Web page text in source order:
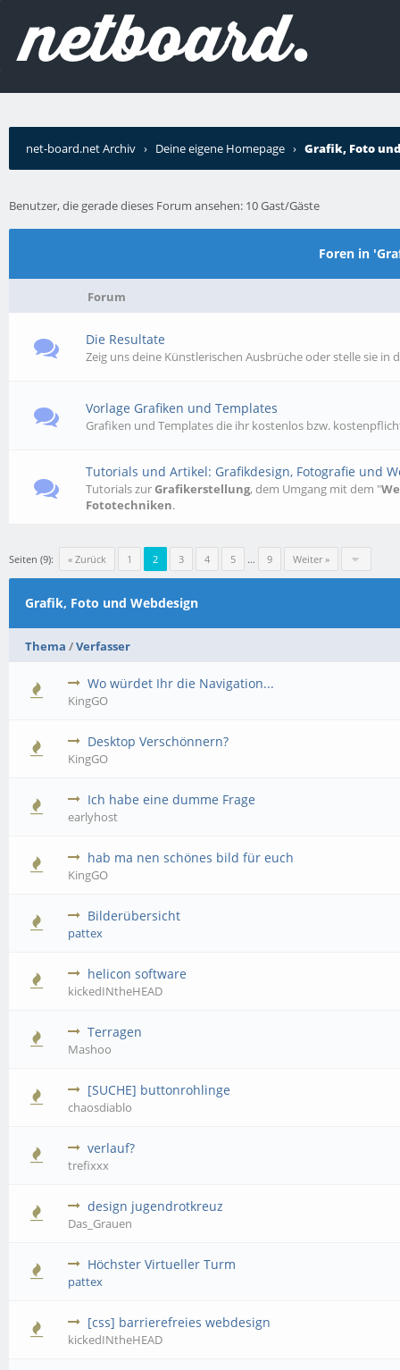
net-board.net Archiv › Deine eigene Homepage › Grafik, Foto
Benutzer, die gerade dieses Forum ansehen: 10 Gast/Gäste
Foren in
Forum
Die Resultate
Zeig uns deine Künstlerischen Ausbrüche oder stelle sie in
Vorlage Grafiken und Templates
Grafiken und Templates die ihr kostenlos bzw.
Tutorials und Artikel: Grafikdesign, Fotografie und
Tutorials zurGrafikerstellung, dem Umgang mit dem "
Fototechniken.
Seiten (9): « Zurück 1 2 3 4 5 … 9 Weiter »
Grafik, Foto und Webdesign
Thema /Verfasser
Wo würdet Ihr die Navigation...
KingGO
Desktop Verschönnern?
KingGO
Ich habe eine dumme Frage
earlyhost
hab ma nen schönes bild für euch
KingGO
Bilderübersicht
pattex
helicon software
kickedINtheHEAD
Terragen
Mashoo
[SUCHE] buttonrohlinge
chaosdiablo
verlauf?
trefixxx
design jugendrotkreuz
Das_Grauen
Höchster Virtueller Turm
pattex
[css] barrierefreies webdesign
kickedINtheHEAD